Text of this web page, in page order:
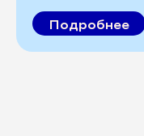
Подробнее